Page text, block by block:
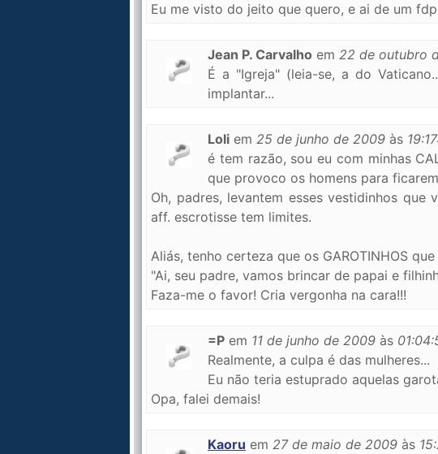
Eu me visto do jeito que quero, e ai de um
Jean P. Carvalho em 22 de outubro
É a "Igreja" (leia-se, a do
implantar...
Loli em 25 de junho de 2009 às
é tem razão, sou eu com minhas
que provoco os homens para
Oh, padres, levantem esses vestidinhos
aff. escrotisse tem limites.
Aliás, tenho certeza que os GAROTINHOS
"Ai, seu padre, vamos brincar de papai e
Faza-me o favor! Cria vergonha na cara!!!
=P em 11 de junho de 2009 às
Realmente, a culpa é das mulheres...
Eu não teria estuprado aquelas
Opa, falei demais!
Kaoru em 27 de maio de 2009 às